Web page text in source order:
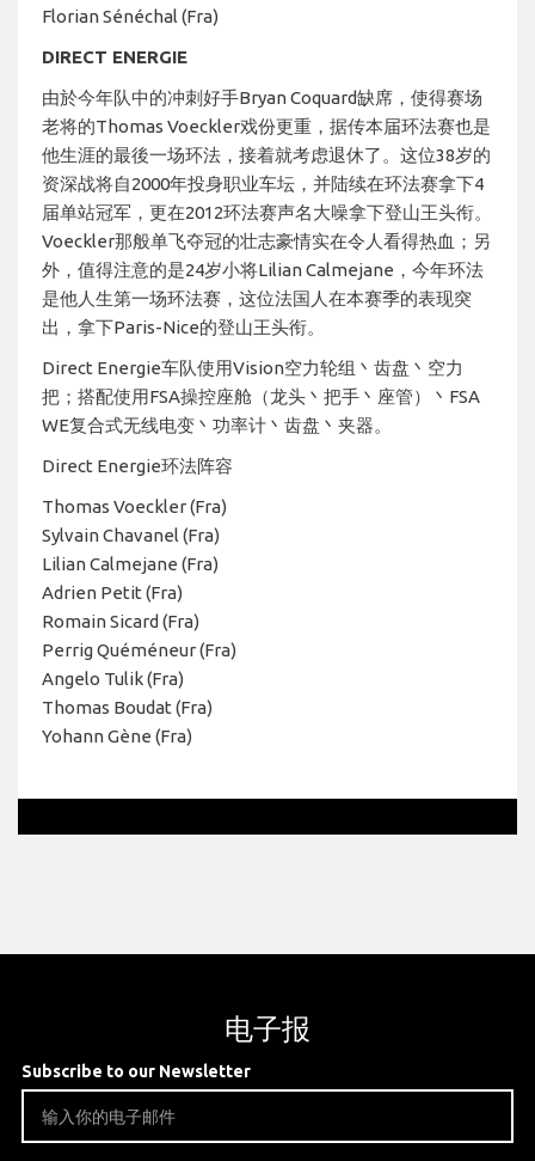
Florian Sénéchal (Fra)
DIRECT ENERGIE
由於今年队中的冲刺好手Bryan Coquard缺席，使得赛场
老将的Thomas Voeckler戏份更重，据传本届环法赛也是
他生涯的最後一场环法，接着就考虑退休了。这位38岁的
资深战将自2000年投身职业车坛，并陆续在环法赛拿下4
届单站冠军，更在2012环法赛声名大噪拿下登山王头衔。
Voeckler那般单飞夺冠的壮志豪情实在令人看得热血；另
外，值得注意的是24岁小将Lilian Calmejane，今年环法
是他人生第一场环法赛，这位法国人在本赛季的表现突
出，拿下Paris-Nice的登山王头衔。
Direct Energie车队使用Vision空力轮组丶齿盘丶空力
把；搭配使用FSA操控座舱（龙头丶把手丶座管）丶FSA
WE复合式无线电变丶功率计丶齿盘丶夹器。
Direct Energie环法阵容
Thomas Voeckler (Fra)
Sylvain Chavanel (Fra)
Lilian Calmejane (Fra)
Adrien Petit (Fra)
Romain Sicard (Fra)
Perrig Quéméneur (Fra)
Angelo Tulik (Fra)
Thomas Boudat (Fra)
Yohann Gène (Fra)
电子报
Subscribe to our Newsletter